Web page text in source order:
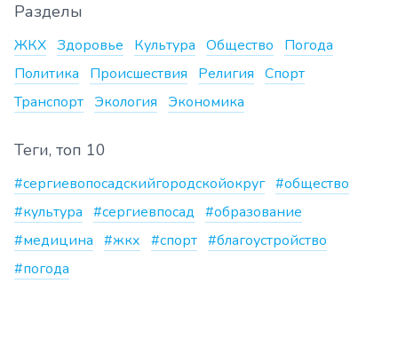
Разделы
ЖКХ Здоровье Культура Общество
Погода
Политика
Происшествия Религия Спорт
Транспорт Экология Экономика
Теги, топ 10
#сергиевопосадскийгородскойокруг #общество
#культура #сергиевпосад #образование
#медицина #жкх #спорт #благоустройство
#погода